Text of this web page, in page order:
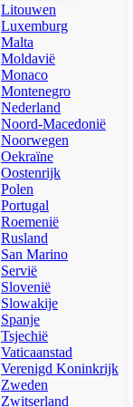
Litouwen
Luxemburg
Malta
Moldavië
Monaco
Montenegro
Nederland
Noord-Macedonië
Noorwegen
Oekraïne
Oostenrijk
Polen
Portugal
Roemenië
Rusland
San Marino
Servië
Slovenië
Slowakije
Spanje
Tsjechië
Vaticaanstad
Verenigd Koninkrijk
Zweden
Zwitserland